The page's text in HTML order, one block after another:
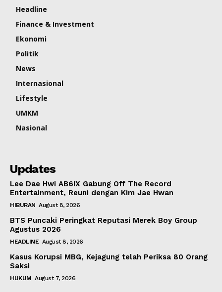
Headline
Finance & Investment
Ekonomi
Politik
News
Internasional
Lifestyle
UMKM
Nasional
Updates
Lee Dae Hwi AB6IX Gabung Off The Record
Entertainment, Reuni dengan Kim Jae Hwan
HIBURAN August 8, 2026
BTS Puncaki Peringkat Reputasi Merek Boy Group
Agustus 2026
HEADLINE August 8, 2026
Kasus Korupsi MBG, Kejagung telah Periksa 80 Orang
Saksi
HUKUM August 7, 2026